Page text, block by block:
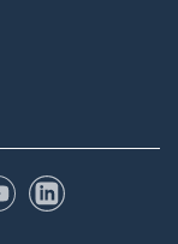
YouTubeLinkedIn